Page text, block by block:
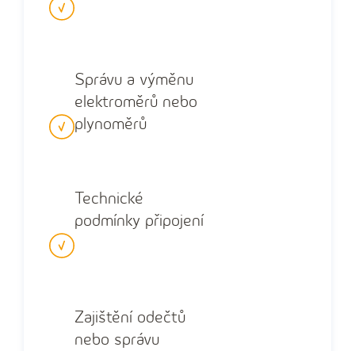
Správu a výměnu
elektroměrů nebo
plynoměrů
Technické
podmínky připojení
Zajištění odečtů
nebo správu